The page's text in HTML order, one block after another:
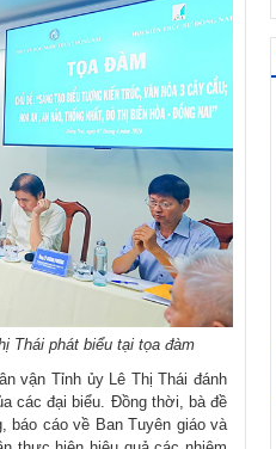
Thái phát biểu tại tọa đàm
vận Tỉnh ủy Lê Thị Thái đánh
các đại biểu. Đồng thời, bà đề
báo cáo về Ban Tuyên giáo và